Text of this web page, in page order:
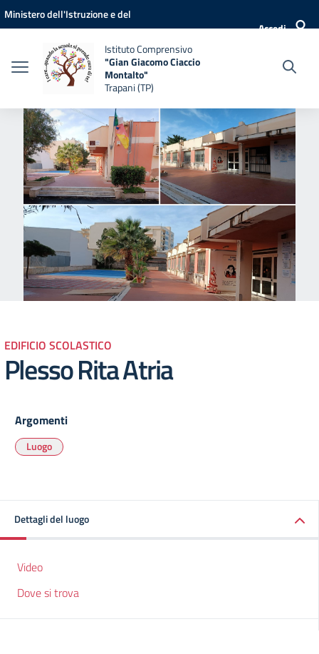
Vai ai contenuti
Vai al menu di navigazione
Vai al footer
Ministero dell'Istruzione e del
Accedi
Istituto Comprensivo
"Gian Giacomo Ciaccio
Montalto"
Trapani (TP)
EDIFICIO SCOLASTICO
Plesso Rita Atria
Argomenti
Luogo
Dettagli del luogo
Video
Dove si trova